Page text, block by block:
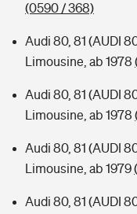
(0590 / 368)
Audi 80, 81 (AUDI
Limousine, ab 1978
Audi 80, 81 (AUDI
Limousine, ab 1978
Audi 80, 81 (AUDI
Limousine, ab 1979
Audi 80, 81 (AUDI